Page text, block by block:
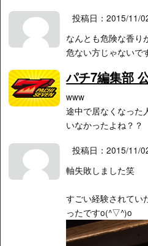
投稿日：2015/11/
なんとも危険な香り
危ない方じゃないで
パチ7編集部
www
途中で居なくなった
いなかったよね？？
投稿日：2015/11/
軸失敗しました笑
すごい経験されてい
ったですo(^▽^)o